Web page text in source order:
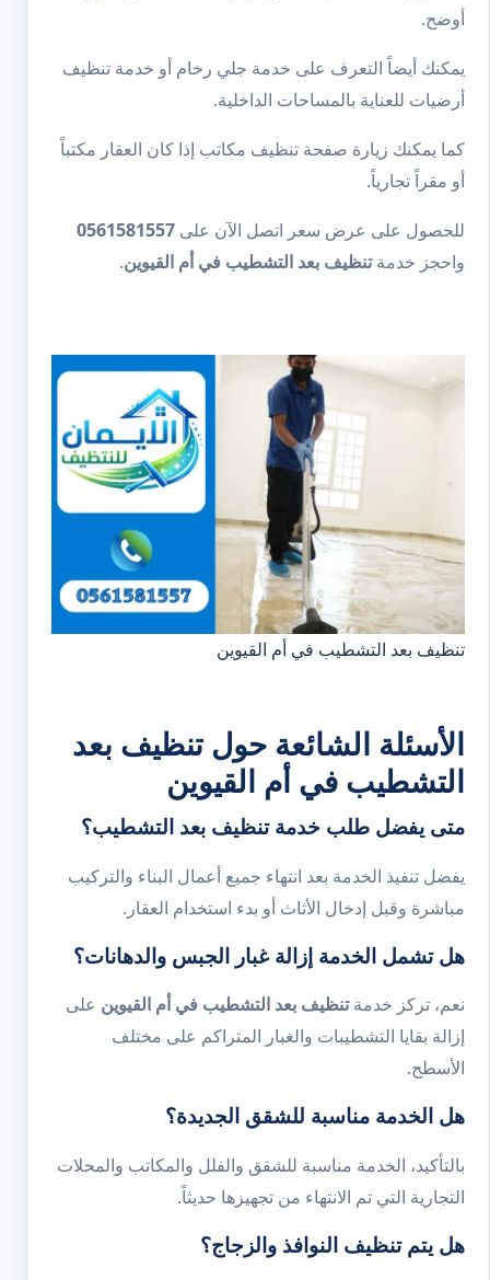
أوضح.
يمكنك أيضاً التعرف على خدمة جلي رخام أو خدمة تنظيف
أرضيات للعناية بالمساحات الداخلية.
كما يمكنك زيارة صفحة تنظيف مكاتب إذا كان العقار مكتباً
أو مقراً تجارياً.
للحصول على عرض سعر اتصل الآن على 0561581557
واحجز خدمةتنظيف بعد التشطيب في أم القيوين.
تنظيف بعد التشطيب في أم القيوين
الأسئلة الشائعة حول تنظيف بعد
التشطيب في أم القيوين
متى يفضل طلب خدمة تنظيف بعد التشطيب؟
يفضل تنفيذ الخدمة بعد انتهاء جميع أعمال البناء والتركيب
مباشرة وقبل إدخال الأثاث أو بدء استخدام العقار.
هل تشمل الخدمة إزالة غبار الجبس والدهانات؟
نعم، تركز خدمةتنظيف بعد التشطيب في أم القيوين على
إزالة بقايا التشطيبات والغبار المتراكم على مختلف
الأسطح.
هل الخدمة مناسبة للشقق الجديدة؟
بالتأكيد، الخدمة مناسبة للشقق والفلل والمكاتب والمحلات
التجارية التي تم الانتهاء من تجهيزها حديثاً.
هل يتم تنظيف النوافذ والزجاج؟